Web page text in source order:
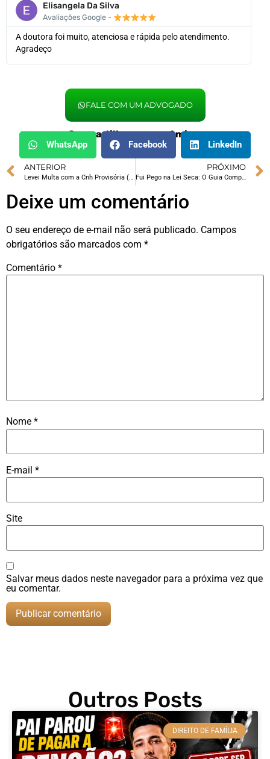
Elisangela Da Silva
Avaliações Google -
A doutora foi muito, atenciosa e rápida pelo atendimento.
Agradeço
FALE COM UM ADVOGADO
Compartilhe com um Amigo:
WhatsApp Facebook LinkedIn
ANTERIOR
Levei Multa com a Cnh Provisória (PPD): E Agora?
PRÓXIMO
Fui Pego na Lei Seca: O Guia Completo Para Defender Seu Direito de Dirigir
Deixe um comentário
O seu endereço de e-mail não será publicado. Campos
obrigatórios são marcados com *
Comentário *
Nome *
E-mail *
Site
Salvar meus dados neste navegador para a próxima vez que
eu comentar.
Outros Posts
DIREITO DE FAMÍLIA